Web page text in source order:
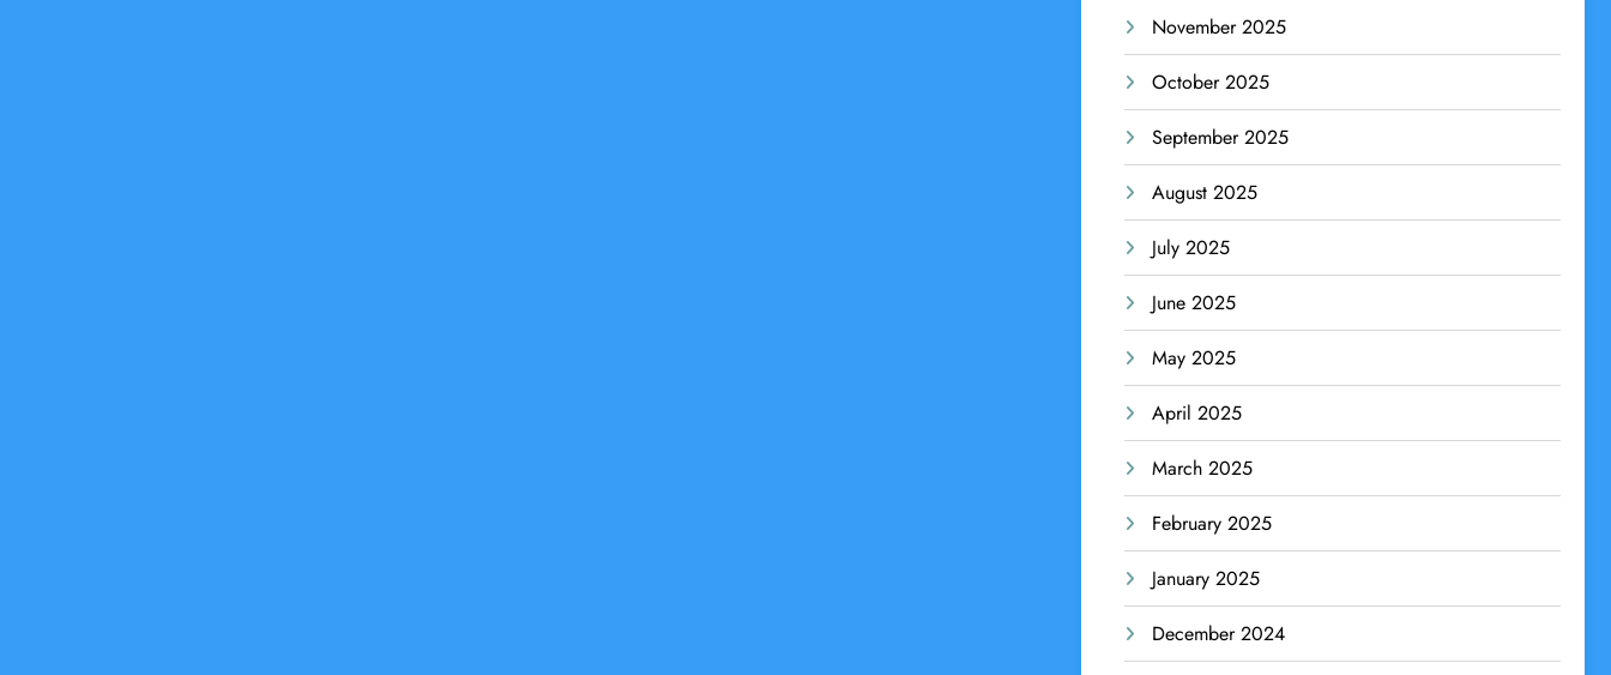
November 2025
October 2025
September 2025
August 2025
July 2025
June 2025
May 2025
April 2025
March 2025
February 2025
January 2025
December 2024